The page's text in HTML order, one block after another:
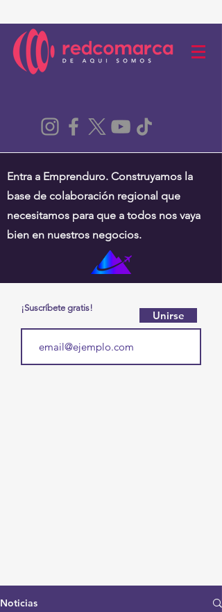
Entra a Emprenduro. Construyamos la
base de colaboración regional que
necesitamos para que a todos nos vaya
bien en nuestros negocios.
¡Suscríbete gratis!
Unirse
Noticias